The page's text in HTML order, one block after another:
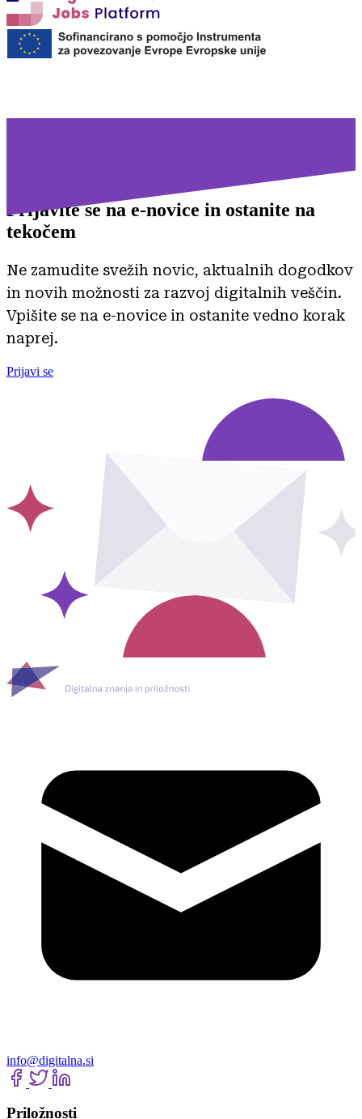
Prijavite se na e-novice in ostanite na
tekočem
Ne zamudite svežih novic, aktualnih dogodkov
in novih možnosti za razvoj digitalnih veščin.
Vpišite se na e-novice in ostanite vedno korak
naprej.
Prijavi se
info@digitalna.si
Priložnosti